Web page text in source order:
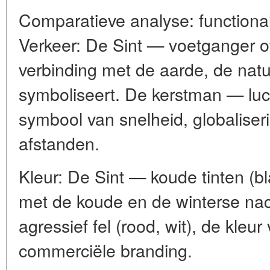
Comparatieve analyse:
Verkeer: De Sint — voetganger
verbinding met de aarde, de
symboliseert. De kerstman —
symbool van snelheid,
afstanden.
Kleur: De Sint — koude tinten
met de koude en de winterse
agressief fel (rood, wit), de
commerciële branding.